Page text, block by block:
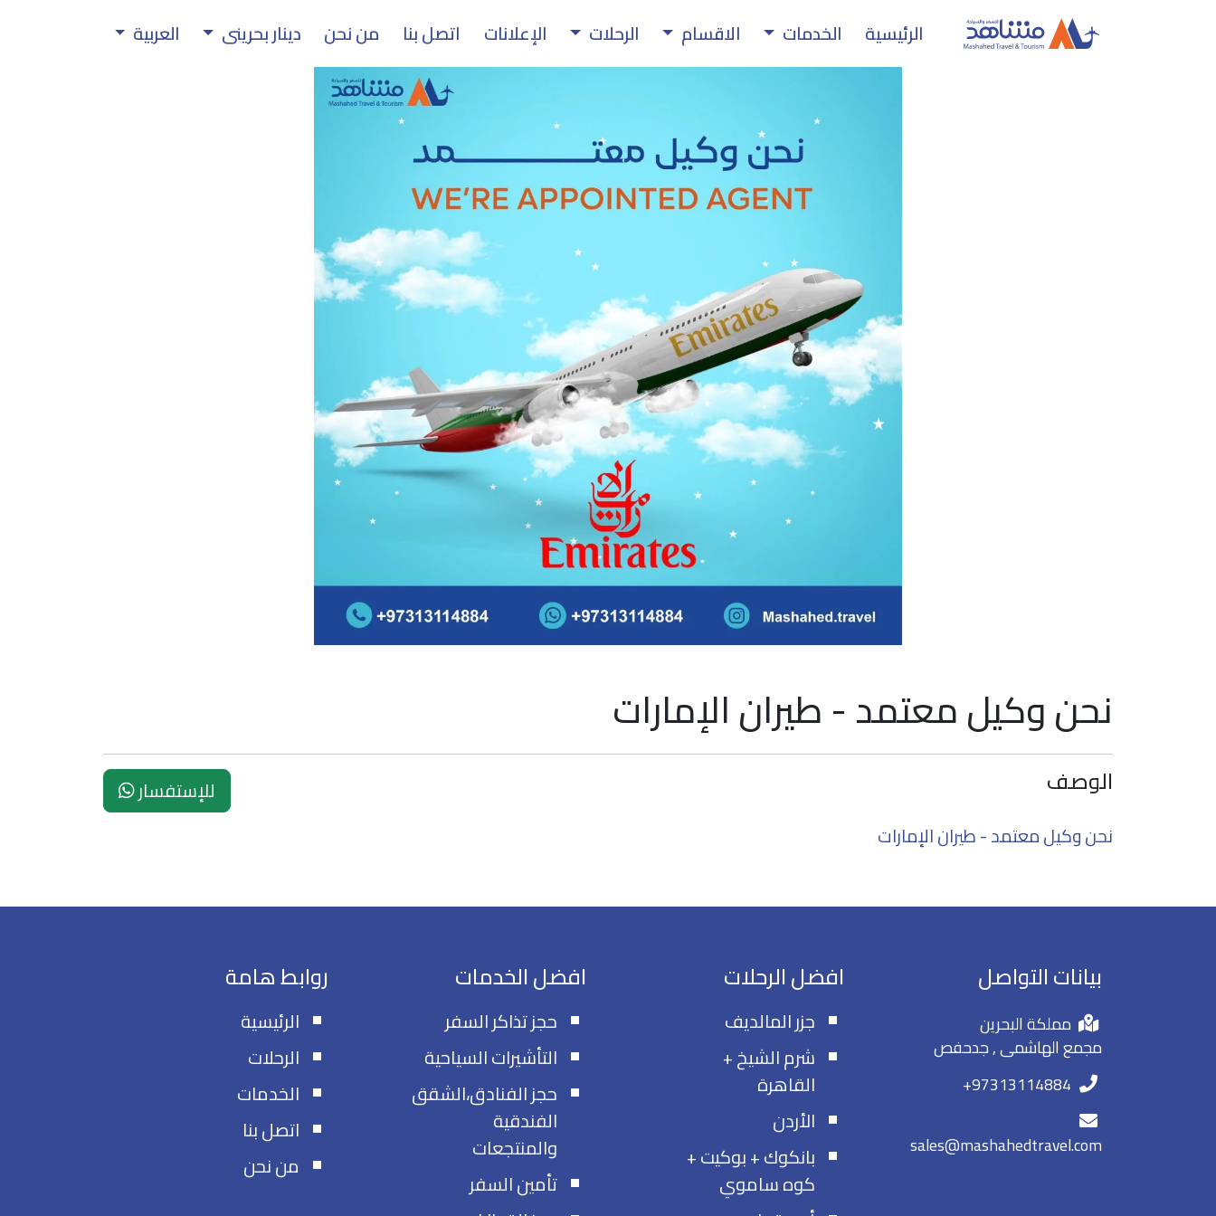
الرئيسية الخدمات الاقسام الرحلات الإعلانات اتصل بنا من نحن دينار بحرينى العربية
نحن وكيل معتمد - طيران الإمارات
الوصف للإستفسار
نحن وكيل معتمد - طيران الإمارات
بيانات التواصل
مملكة البحرين
مجمع الهاشمى , جدحفص
+97313114884
sales@mashahedtravel.com
افضل الرحلات
جزر المالديف
شرم الشيخ +
القاهرة
الأردن
بانكوك + بوكيت +
كوه ساموي
افضل الخدمات
حجز تذاكر السفر
التأشيرات السياحية
حجز الفنادق،الشقق
الفندقية
والمنتجعات
تأمين السفر
روابط هامة
الرئيسية
الرحلات
الخدمات
اتصل بنا
من نحن